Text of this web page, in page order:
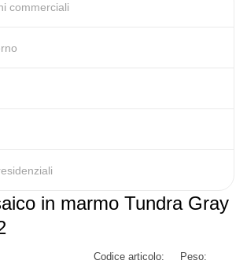
commerciali
in marmo Tundra Gray
Codice articolo:
Peso: